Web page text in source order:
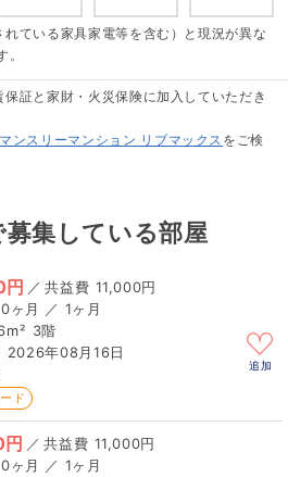
ている家具家電等を含む）と現況が異な
証と家財・火災保険に加入していただき
マンスリーマンション リブマックス をご検
集している部屋
／
11,000円
0ヶ月 ／ 1ヶ月
3階
2026年08月16日
ド
追加
／
11,000円
0ヶ月 ／ 1ヶ月